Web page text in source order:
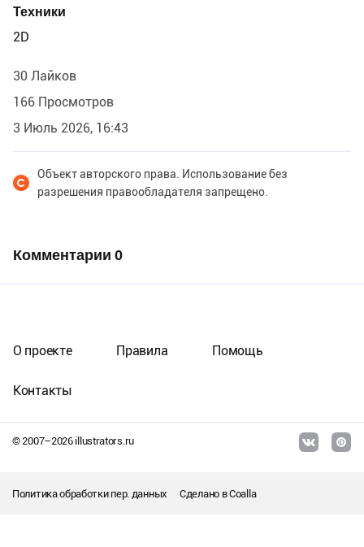
Техники
2D
30 Лайков
166 Просмотров
3 Июль 2026, 16:43
Объект авторского права. Использование без
разрешения правообладателя запрещено.
Комментарии 0
© 2007–2026illustrators.ru
О проекте Правила Помощь
Контакты
Политика обработки пер. данных Сделано вCoalla